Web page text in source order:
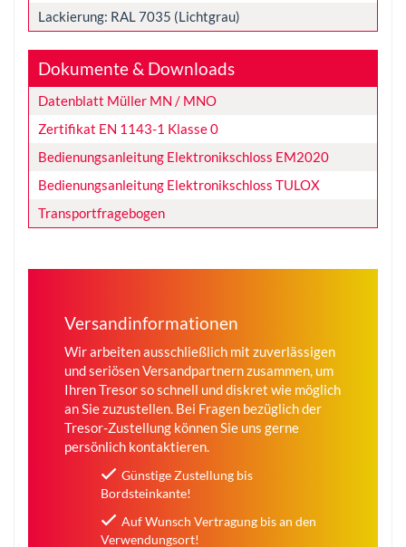
Lackierung: RAL 7035 (Lichtgrau)
Dokumente & Downloads
Datenblatt Müller MN / MNO
Zertifikat EN 1143-1 Klasse 0
Bedienungsanleitung Elektronikschloss EM2020
Bedienungsanleitung Elektronikschloss TULOX
Transportfragebogen
Versandinformationen
Wir arbeiten ausschließlich mit zuverlässigen
und seriösen Versandpartnern zusammen, um
Ihren Tresor so schnell und diskret wie möglich
an Sie zuzustellen. Bei Fragen bezüglich der
Tresor-Zustellung können Sie uns gerne
persönlich kontaktieren.
Günstige Zustellung bis
Bordsteinkante!
Auf Wunsch Vertragung bis an den
Verwendungsort!